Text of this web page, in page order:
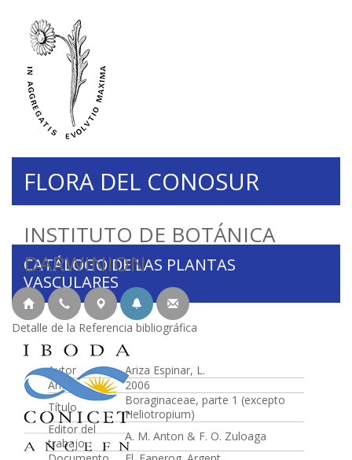
INSTITUTO DE BOTÁNICA
DARWINION
FLORA DEL CONOSUR
CATÁLOGO DE LAS PLANTAS
VASCULARES
Detalle de la Referencia bibliográfica
Autor
Ariza Espinar, L.
Año
2006
Título
Boraginaceae, parte 1 (excepto
Heliotropium)
Editor del
trabajo
A. M. Anton & F. O. Zuloaga